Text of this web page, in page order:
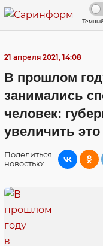
21 апреля 2021, 14:08
В прошлом
занимались
человек:
увеличить
Поделиться
новостью: